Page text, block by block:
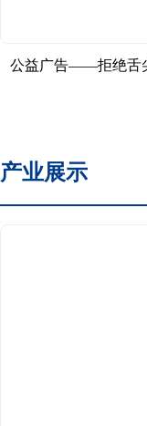
公益广告——拒绝舌
产业展示